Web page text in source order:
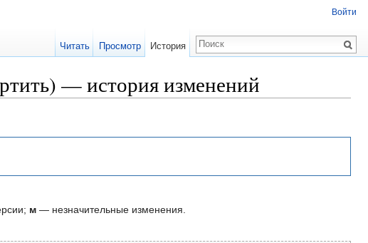
— история изменений
м — незначительные изменения.
Войти
Читать Просмотр История